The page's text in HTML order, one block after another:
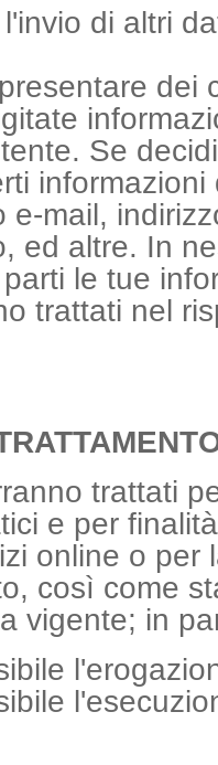
di altri
dei
Se
informazioni
e-mail,
ed altre. In
le tue
trattati nel
trattati
e per
online o per
così come
vigente; in